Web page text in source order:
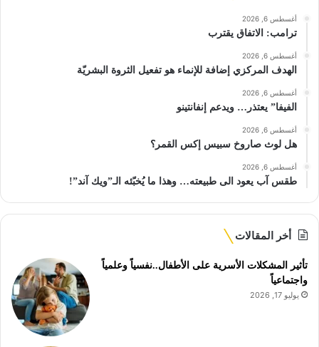
أغسطس 6, 2026
ترامب: الاتفاق يقترب
أغسطس 6, 2026
الهدف المركزي إضافة للإنماء هو تفعيل الثروة البشريّة
أغسطس 6, 2026
الفيفا” يعتذر… ويدعم إنفانتينو
أغسطس 6, 2026
هل لوث صاروخ سبيس إكس القمر؟
أغسطس 6, 2026
طقس آب يعود الى طبيعته… وهذا ما يُخبّئه الـ”ويك آند”!
أخر المقالات
تأثير المشكلات الأسرية على الأطفال..نفسياً وعلمياً
واجتماعياً
يوليو 17, 2026